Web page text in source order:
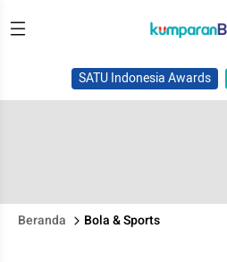
SATU Indonesia Awards
Beranda Bola & Sports